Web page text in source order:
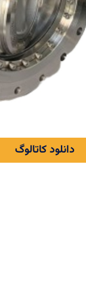
دانلود کاتالوگ